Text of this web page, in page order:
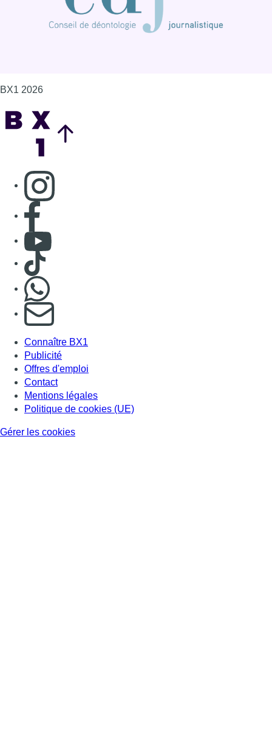
BX1 2026
Consulter page Instagram
Consulter page Facebook
Consulter Youtube
Consulter TikTok
S'abonner à notre newsletter
Connaître BX1
Publicité
Offres d'emploi
Contact
Mentions légales
Politique de cookies (UE)
Gérer les cookies